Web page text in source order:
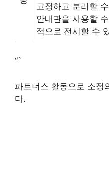
고정하고 분리할
안내판을 사용할
적으로 전시할 수
“`
파트너스 활동으로 소정
다.